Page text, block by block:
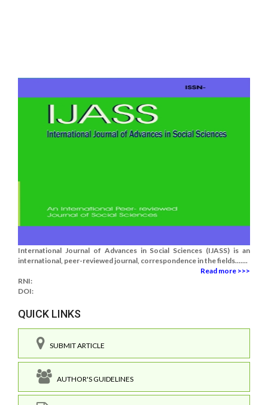
International Journal of Advances in Social Sciences (IJASS) is an
international, peer-reviewed journal, correspondence in the fields.......
Read more >>>
RNI:
DOI:
QUICK LINKS
SUBMIT ARTICLE
AUTHOR'S GUIDELINES